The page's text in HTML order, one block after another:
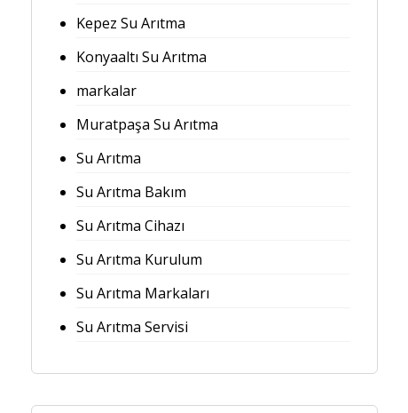
Kepez Su Arıtma
Konyaaltı Su Arıtma
markalar
Muratpaşa Su Arıtma
Su Arıtma
Su Arıtma Bakım
Su Arıtma Cihazı
Su Arıtma Kurulum
Su Arıtma Markaları
Su Arıtma Servisi